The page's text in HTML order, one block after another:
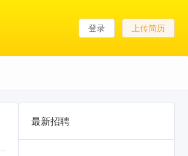
登录 上传简历
最新招聘